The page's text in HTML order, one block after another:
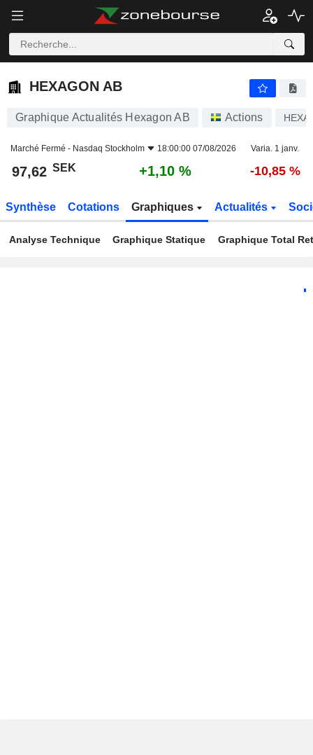
HEXAGON AB
HEXAGON AB
Graphique Actualités Hexagon AB Actions HEXA
Marché Fermé - Nasdaq Stockholm 18:00:00 07/08/2026 Varia. 1 janv.
97,62 SEK +1,10 % -10,85 %
Synthèse Cotations Graphiques Actualités
Analyse Technique Graphique Statique Graphique Total